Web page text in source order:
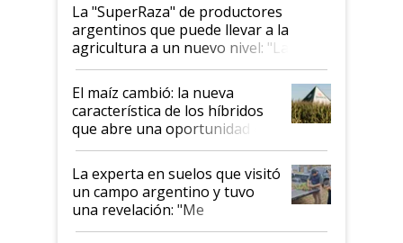
La "SuperRaza" de productores
argentinos que puede llevar a la
agricultura a un nuevo nivel: "Las
posibilidades de crecimiento son
infinitas"
El maíz cambió: la nueva
característica de los híbridos
que abre una oportunidad en
el lote
La experta en suelos que visitó
un campo argentino y tuvo
una revelación: "Me
impresionó mucho"